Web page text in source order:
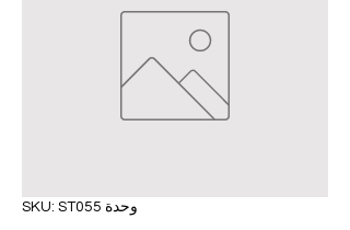
وحدة SKU: ST055